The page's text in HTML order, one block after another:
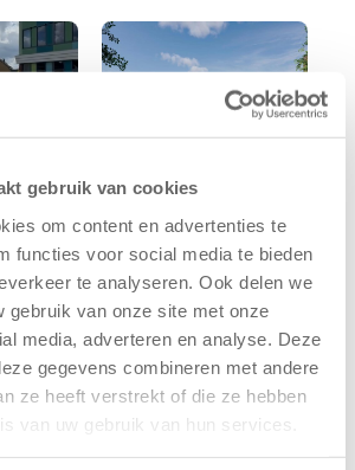
gebruik van cookies
om content en advertenties te
functies voor social media te bieden
te analyseren. Ook delen we
gebruik van onze site met onze
media, adverteren en analyse. Deze
gegevens combineren met andere
ze heeft verstrekt of die ze hebben
van uw gebruik van hun services.
Kids First
tekent
koopcontract
voor nieuw
kindcentrum in
wijk Wiarda in
Leeuwarden
11 juni 2026